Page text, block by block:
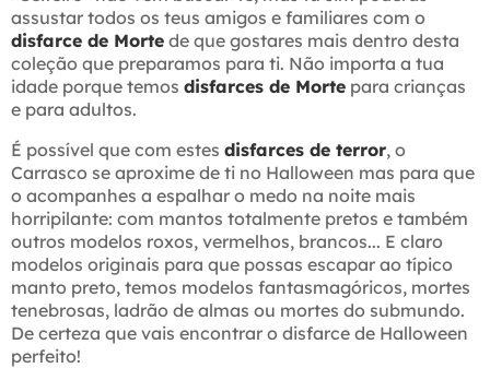
assustar todos os teus amigos e familiares com o
disfarce de Morte de que gostares mais dentro desta
coleção que preparamos para ti. Não importa a tua
idade porque temos disfarces de Morte para crianças
e para adultos.
É possível que com estes disfarces de terror, o
Carrasco se aproxime de ti no Halloween mas para que
o acompanhes a espalhar o medo na noite mais
horripilante: com mantos totalmente pretos e também
outros modelos roxos, vermelhos, brancos... E claro
modelos originais para que possas escapar ao típico
manto preto, temos modelos fantasmagóricos, mortes
tenebrosas, ladrão de almas ou mortes do submundo.
De certeza que vais encontrar o disfarce de Halloween
perfeito!